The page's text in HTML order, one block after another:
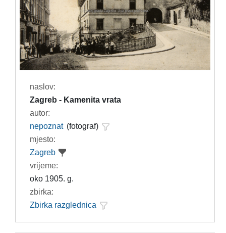
naslov:
Zagreb - Kamenita vrata
autor:
nepoznat (fotograf)
mjesto:
Zagreb
vrijeme:
oko 1905. g.
zbirka:
Zbirka razglednica